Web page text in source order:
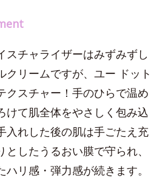
スチャライザーはみずみずし
クリームですが、ユー ドット
クスチャー！手のひらで温め
けて肌全体をやさしく包み込
入れした後の肌は手ごたえ充
したうるおい膜で守られ、
リ感・弾力感が続きます。